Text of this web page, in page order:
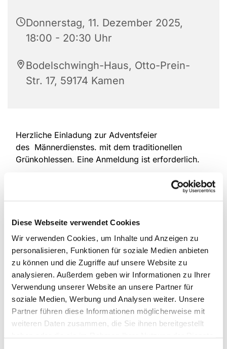
Diese Webseite verwendet Cookies
Wir verwenden Cookies, um Inhalte und Anzeigen zu
personalisieren, Funktionen für soziale Medien anbieten
zu können und die Zugriffe auf unsere Website zu
analysieren. Außerdem geben wir Informationen zu Ihrer
Verwendung unserer Website an unsere Partner für
soziale Medien, Werbung und Analysen weiter. Unsere
Partner führen diese Informationen möglicherweise mit
weiteren Daten zusammen, die Sie ihnen bereitgestellt
Donnerstag, 11. Dezember 2025,
18:00 - 20:30 Uhr
Bodelschwingh-Haus, Otto-Prein-
Str. 17, 59174 Kamen
Herzliche Einladung zur Adventsfeier
des Männerdienstes. mit dem traditionellen
Grünkohlessen. Eine Anmeldung ist erforderlich.
Der Eintritt ist frei. Eingeladen sind nicht nur
Männer sondern auch interessierte Damen.